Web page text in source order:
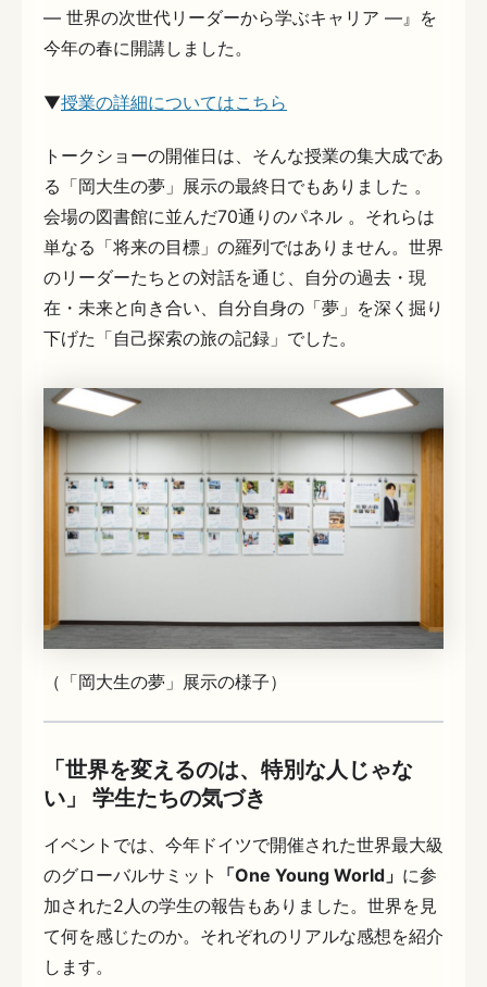
― 世界の次世代リーダーから学ぶキャリア ―』を
今年の春に開講しました。
▼授業の詳細についてはこちら
トークショーの開催日は、そんな授業の集大成であ
る「岡大生の夢」展示の最終日でもありました 。
会場の図書館に並んだ70通りのパネル 。それらは
単なる「将来の目標」の羅列ではありません。世界
のリーダーたちとの対話を通じ、自分の過去・現
在・未来と向き合い、自分自身の「夢」を深く掘り
下げた「自己探索の旅の記録」でした。
（「岡大生の夢」展示の様子）
「世界を変えるのは、特別な人じゃな
い」 学生たちの気づき
イベントでは、今年ドイツで開催された世界最大級
のグローバルサミット
「One Young World」 に参
加された2人の学生の報告もありました。世界を見
て何を感じたのか。それぞれのリアルな感想を紹介
します。